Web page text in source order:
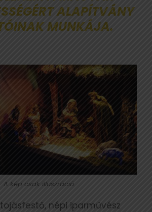
ALAPÍTVÁNY
MUNKÁJA.
A kép csak illuszráció
népi iparművész